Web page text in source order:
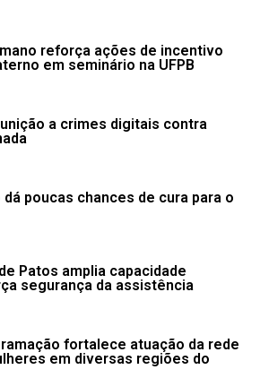
reforça ações de incentivo
em seminário na UFPB
a crimes digitais contra
poucas chances de cura para o
Patos amplia capacidade
segurança da assistência
fortalece atuação da rede
em diversas regiões do